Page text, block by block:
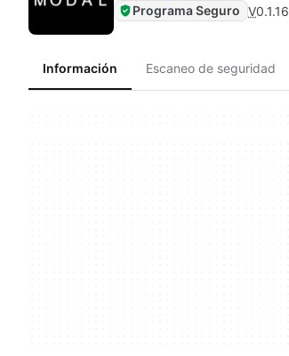
Programa Seguro V0.1.16
Información Escaneo de seguridad